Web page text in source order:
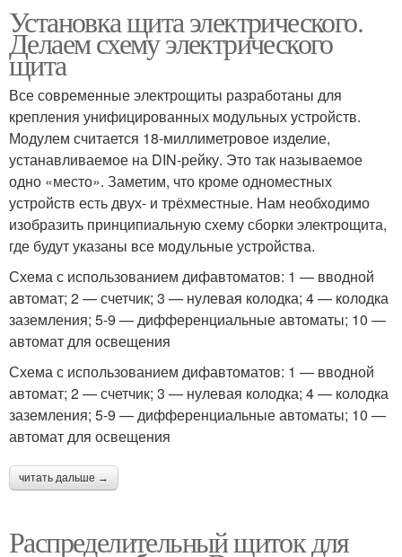
Установка щита электрического.
Делаем схему электрического
щита
Все современные электрощиты разработаны для
крепления унифицированных модульных устройств.
Модулем считается 18-миллиметровое изделие,
устанавливаемое на DIN-рейку. Это так называемое
одно «место». Заметим, что кроме одноместных
устройств есть двух- и трёхместные. Нам необходимо
изобразить принципиальную схему сборки электрощита,
где будут указаны все модульные устройства.
Схема с использованием дифавтоматов: 1 — вводной
автомат; 2 — счетчик; 3 — нулевая колодка; 4 — колодка
заземления; 5-9 — дифференциальные автоматы; 10 —
автомат для освещения
Схема с использованием дифавтоматов: 1 — вводной
автомат; 2 — счетчик; 3 — нулевая колодка; 4 — колодка
заземления; 5-9 — дифференциальные автоматы; 10 —
автомат для освещения
читать дальше →
Распределительный щиток для